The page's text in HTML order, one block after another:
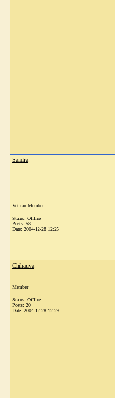
Samira
Veteran Member
Status: Offline
Posts: 58
Date: 2004-12-28 12:25
Chihauva
Member
Status: Offline
Posts: 20
Date: 2004-12-28 12:29